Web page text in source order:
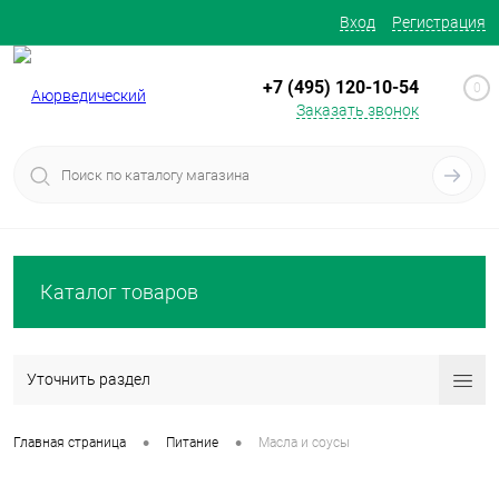
Вход Регистрация
+7 (495) 120-10-54
Заказать звонок
0
Каталог товаров
Уточнить раздел
Главная страница • Питание • Масла и соусы